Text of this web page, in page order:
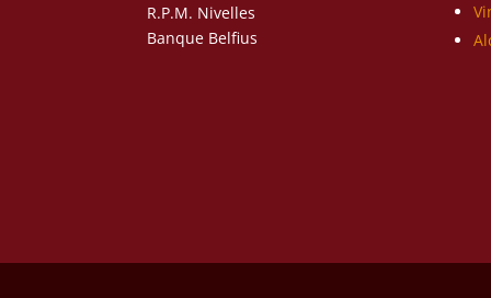
R.P.M. Nivelles
Banque Belfius